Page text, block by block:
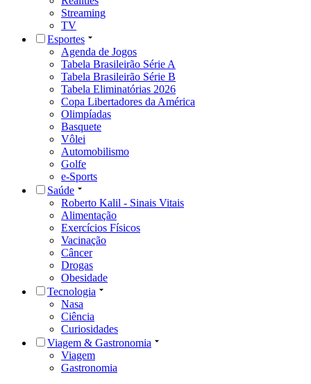
Streaming
TV
Esportes
Agenda de Jogos
Tabela Brasileirão Série A
Tabela Brasileirão Série B
Tabela Eliminatórias 2026
Copa Libertadores da América
Olimpíadas
Basquete
Vôlei
Automobilismo
Golfe
e-Sports
Saúde
Roberto Kalil - Sinais Vitais
Alimentação
Exercícios Físicos
Vacinação
Câncer
Drogas
Obesidade
Tecnologia
Nasa
Ciência
Curiosidades
Viagem & Gastronomia
Viagem
Gastronomia